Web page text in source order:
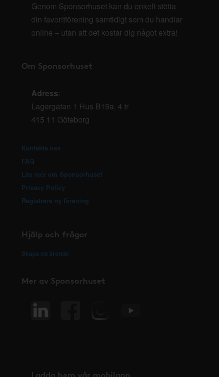
Genom Sponsorhuset kan du enkelt stötta
din favoritförening samtidigt som du handlar
online – utan att det kostar dig något extra!
Om Sponsorhuset
Adress:
Lagergatan 1 Hus B19a, 4 tr
415 11 Göteborg
Kontakta oss
FAQ
Läs mer om Sponsorhuset
Privacy Policy
Registrera ny förening
Hjälp och frågor
Skapa ett ärende
Mer av Sponsorhuset
Ladda hem vår mobilapp